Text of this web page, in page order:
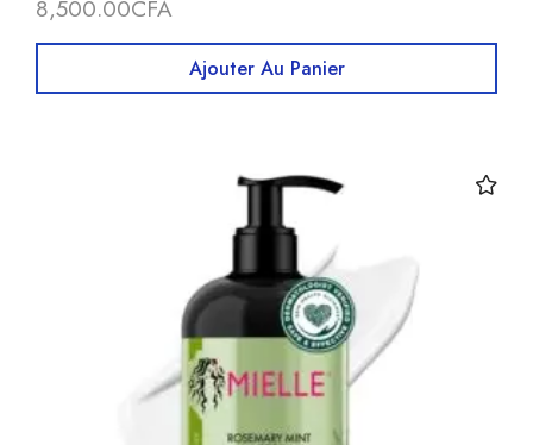
8,500.00CFA
Ajouter Au Panier